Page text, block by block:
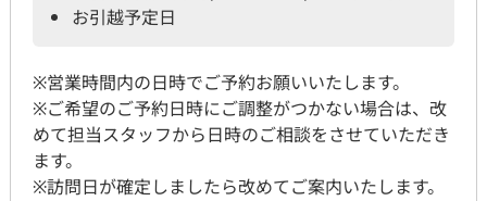
お引越予定日
※営業時間内の日時でご予約お願いいたします。
※ご希望のご予約日時にご調整がつかない場合は、改
めて担当スタッフから日時のご相談をさせていただき
ます。
※訪問日が確定しましたら改めてご案内いたします。